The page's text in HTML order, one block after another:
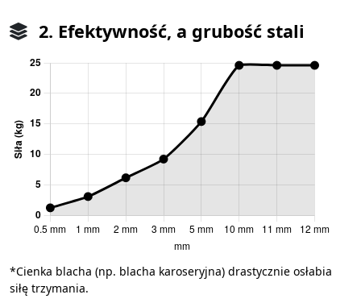
2. Efektywność, a grubość stali
*Cienka blacha (np. blacha karoseryjna) drastycznie osłabia
siłę trzymania.